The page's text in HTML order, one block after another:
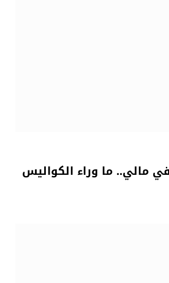
مالي.. ما وراء الكواليس